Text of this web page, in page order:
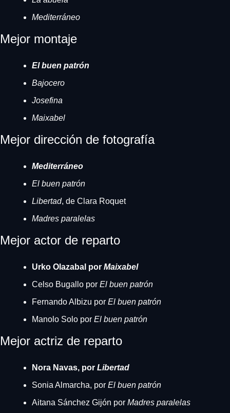
Mediterráneo
Mejor montaje
El buen patrón
Bajocero
Josefina
Maixabel
Mejor dirección de fotografía
Mediterráneo
El buen patrón
Libertad, de Clara Roquet
Madres paralelas
Mejor actor de reparto
Urko Olazabal por Maixabel
Celso Bugallo por El buen patrón
Fernando Albizu por El buen patrón
Manolo Solo por El buen patrón
Mejor actriz de reparto
Nora Navas, por Libertad
Sonia Almarcha, por El buen patrón
Aitana Sánchez Gijón por Madres paralelas